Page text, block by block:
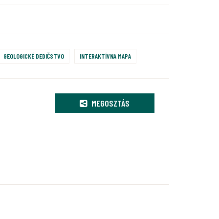
GEOLOGICKÉ DEDIČSTVO INTERAKTÍVNA MAPA
MEGOSZTÁS